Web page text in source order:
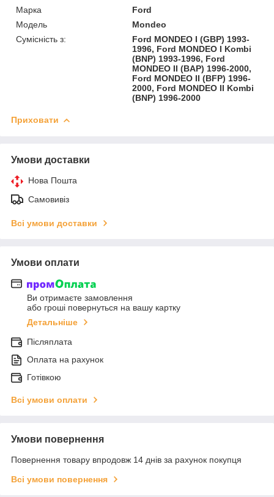
Марка
Ford
Модель
Mondeo
Сумісність з:
Ford MONDEO I (GBP) 1993-
1996, Ford MONDEO I Kombi
(BNP) 1993-1996, Ford
MONDEO II (BAP) 1996-2000,
Ford MONDEO II (BFP) 1996-
2000, Ford MONDEO II Kombi
(BNP) 1996-2000
Приховати
Умови доставки
Нова Пошта
Самовивіз
Всі умови доставки
Умови оплати
Ви отримаєте замовлення
або гроші повернуться на вашу картку
Детальніше
Післяплата
Оплата на рахунок
Готівкою
Всі умови оплати
Умови повернення
Повернення товару впродовж 14 днів за рахунок покупця
Всі умови повернення